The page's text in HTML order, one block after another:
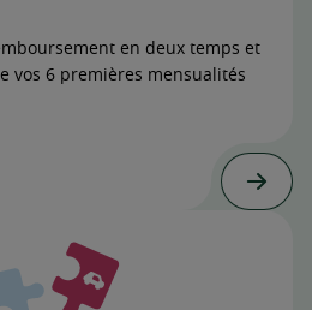
en deux temps et
vos 6 premières mensualités